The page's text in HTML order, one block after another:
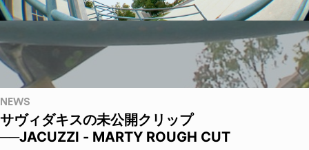
NEWS
サヴィダキスの未公開クリップ
──JACUZZI - MARTY ROUGH CUT